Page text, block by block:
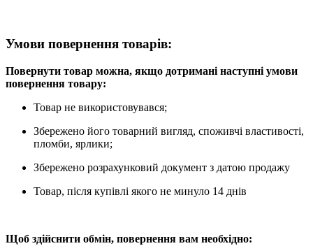
Умови повернення товарів:
Повернути товар можна, якщо дотримані наступні умови
повернення товару:
Товар не використовувався;
Збережено його товарний вигляд, споживчі властивості,
пломби, ярлики;
Збережено розрахунковий документ з датою продажу
Товар, після купівлі якого не минуло 14 днів
Щоб здійснити обмін, повернення вам необхідно: